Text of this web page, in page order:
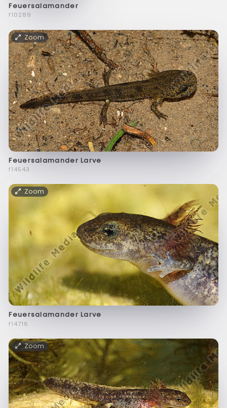
Feuersalamander
f10289
Zoom
Feuersalamander Larve
f14543
Zoom
Feuersalamander Larve
f14716
Zoom